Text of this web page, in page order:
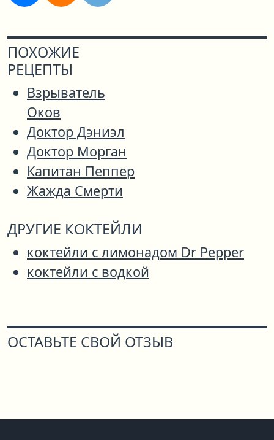
ПОХОЖИЕ
РЕЦЕПТЫ
Взрыватель
Оков
Доктор Дэниэл
Доктор Морган
Капитан Пеппер
Жажда Смерти
ДРУГИЕ КОКТЕЙЛИ
коктейли с лимонадом Dr Pepper
коктейли с водкой
ОСТАВЬТЕ СВОЙ ОТЗЫВ